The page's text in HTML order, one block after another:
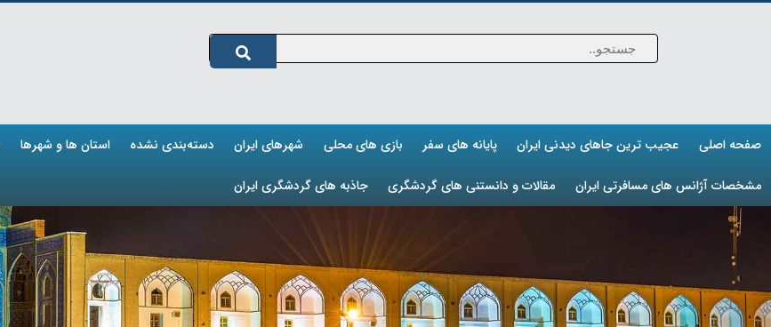
صفحه اصلی عجیب ترین جاهای دیدنی ایران پایانه های سفر بازی های محلی شهرهای ایران دسته‌بندی نشده استان ها و شهرها
مشخصات آژانس های مسافرتی ایران مقالات و دانستنی های گردشگری جاذبه های گردشگری ایران